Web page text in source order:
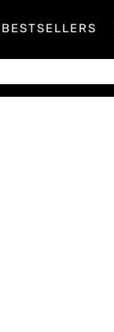
BESTSELLERS